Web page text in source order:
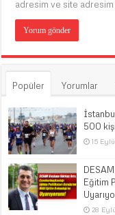
adresim ve site adresim
Popüler Yorumlar
500
15
Eğitim
28